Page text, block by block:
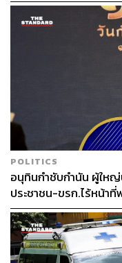
POLITICS
อนุทินกำชับกำนัน ผู้ให
ประชาชน-ขรก.ไร้หน้า
พฤติกรรมลอกเลียนแบ